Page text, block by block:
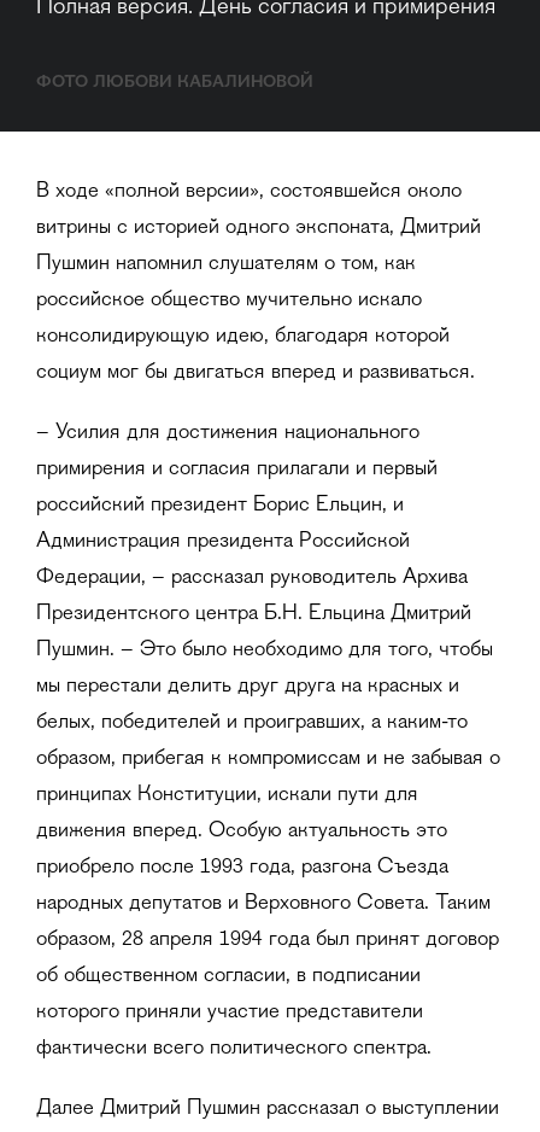
Полная версия. День согласия и примирения
ФОТО ЛЮБОВИ КАБАЛИНОВОЙ
В ходе «полной версии», состоявшейся около
витрины с историей одного экспоната, Дмитрий
Пушмин напомнил слушателям о том, как
российское общество мучительно искало
консолидирующую идею, благодаря которой
социум мог бы двигаться вперед и развиваться.
– Усилия для достижения национального
примирения и согласия прилагали и первый
российский президент Борис Ельцин, и
Администрация президента Российской
Федерации, – рассказал руководитель Архива
Президентского центра Б.Н. Ельцина Дмитрий
Пушмин. – Это было необходимо для того, чтобы
мы перестали делить друг друга на красных и
белых, победителей и проигравших, а каким-то
образом, прибегая к компромиссам и не забывая о
принципах Конституции, искали пути для
движения вперед. Особую актуальность это
приобрело после 1993 года, разгона Съезда
народных депутатов и Верховного Совета. Таким
образом, 28 апреля 1994 года был принят договор
об общественном согласии, в подписании
которого приняли участие представители
фактически всего политического спектра.
Далее Дмитрий Пушмин рассказал о выступлении